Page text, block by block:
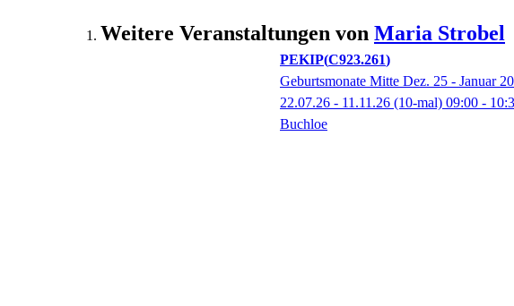
Weitere Veranstaltungen von Maria Strobel
PEKIP C923.261
Geburtsmonate Mitte Dez. 25 - Januar
22.07.26 - 11.11.26 (10-mal) 09:00 -
Buchloe